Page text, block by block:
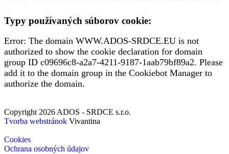
Typy používaných súborov cookie:
Error: The domain WWW.ADOS-SRDCE.EU is not
authorized to show the cookie declaration for domain
group ID c09696c8-a2a7-4211-9187-1aab79bf89a2. Please
add it to the domain group in the Cookiebot Manager to
authorize the domain.
Copyright 2026 ADOS - SRDCE s.r.o.
Tvorba webstránok Vivantina
Cookies
Ochrana osobných údajov